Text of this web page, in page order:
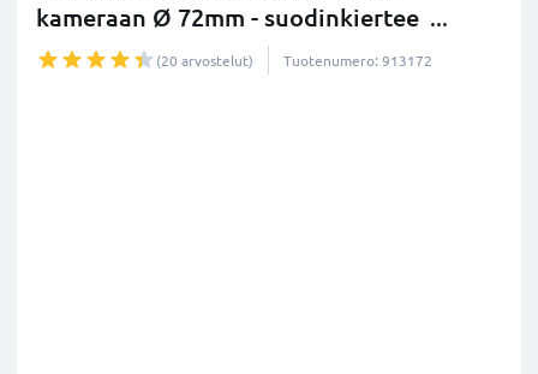
kameraan Ø 72mm - suodinkiertee ...
lisää
(20 arvostelut) Tuotenumero: 913172